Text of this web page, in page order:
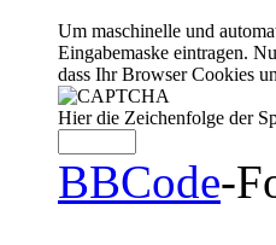
Um maschinelle und
Eingabemaske eintragen.
dass Ihr Browser Cookies
Hier die Zeichenfolge der
BBCode-